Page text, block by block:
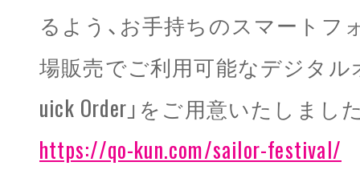
るよう、お手持ちのスマートフ
場販売でご利用可能なデジタル
uick Order」をご用意いたしまし
https://qo-kun.com/sailor-festival/